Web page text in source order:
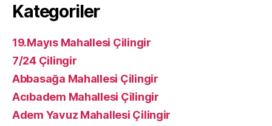
Kategoriler
19.Mayıs Mahallesi Çilingir
7/24 Çilingir
Abbasağa Mahallesi Çilingir
Acıbadem Mahallesi Çilingir
Adem Yavuz Mahallesi Çilingir